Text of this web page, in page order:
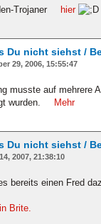
Trojaner hier
Du nicht siehst /
29, 2006, 15:55:47
musste auf mehrere
wurden.
Mehr
Du nicht siehst /
2007, 21:38:10
bereits einen Fred
Brite.